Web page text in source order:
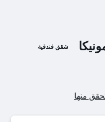
شقق فندقية